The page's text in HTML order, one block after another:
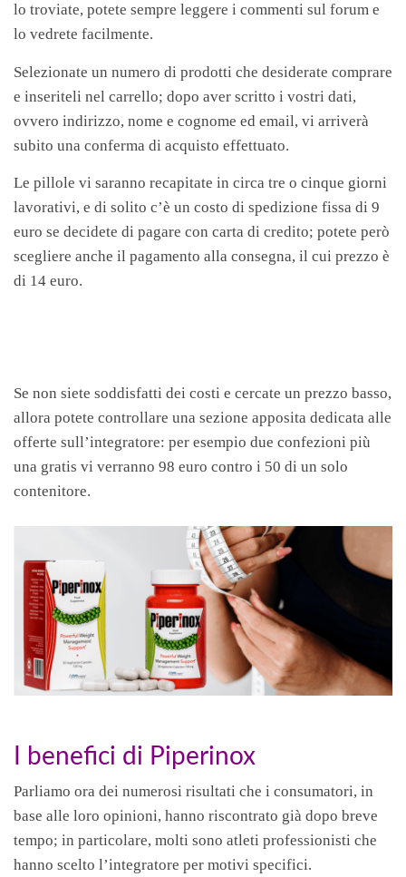
lo troviate, potete sempre leggere i commenti sul forum e
lo vedrete facilmente.
Selezionate un numero di prodotti che desiderate comprare
e inseriteli nel carrello; dopo aver scritto i vostri dati,
ovvero indirizzo, nome e cognome ed email, vi arriverà
subito una conferma di acquisto effettuato.
Le pillole vi saranno recapitate in circa tre o cinque giorni
lavorativi, e di solito c’è un costo di spedizione fissa di 9
euro se decidete di pagare con carta di credito; potete però
scegliere anche il pagamento alla consegna, il cui prezzo è
di 14 euro.
Se non siete soddisfatti dei costi e cercate un prezzo basso,
allora potete controllare una sezione apposita dedicata alle
offerte sull’integratore: per esempio due confezioni più
una gratis vi verranno 98 euro contro i 50 di un solo
contenitore.
I benefici di Piperinox
Parliamo ora dei numerosi risultati che i consumatori, in
base alle loro opinioni, hanno riscontrato già dopo breve
tempo; in particolare, molti sono atleti professionisti che
hanno scelto l’integratore per motivi specifici.